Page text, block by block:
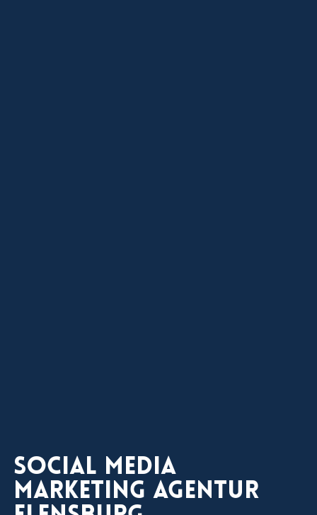
Social Media
Marketing Agentur